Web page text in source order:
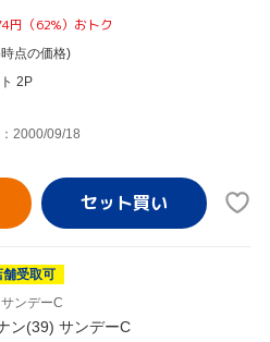
円（62%）おトク
点の価格)
2P
2000/09/18
舗受取可
サンデーC
ン(39) サンデーC